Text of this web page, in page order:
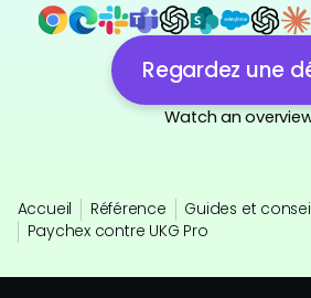
Regardez une
Watch an
Accueil Référence
Guides et
Paychex contre UKG Pro